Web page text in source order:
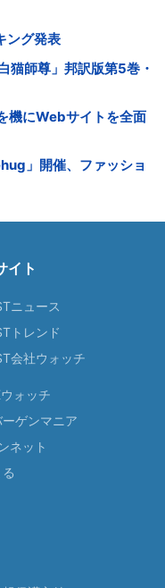
ング発表
猫師尊」邦訳版第5巻・
機にWebサイトを全面
」開催、ファッショ
イト
ニュース
トレンド
会社ウォッチ
ォッチ
ゲンマニア
ネット